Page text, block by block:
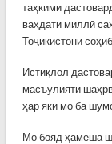
таҳкими
ваҳдати миллӣ
Тоҷикистони
Истиқлол
масъулияти
ҳар яки мо ба
Мо бояд ҳамеша